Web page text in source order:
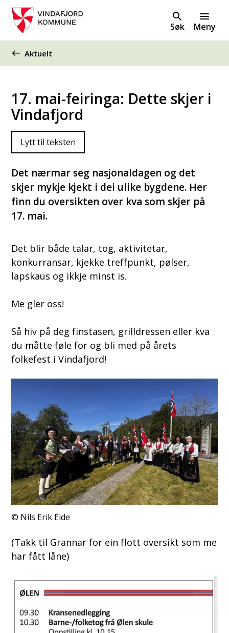
Søk Meny
Du er her:
Aktuelt
17. mai-feiringa: Dette skjer i
Vindafjord
Lytt til teksten
Det nærmar seg nasjonaldagen og det
skjer mykje kjekt i dei ulike bygdene. Her
finn du oversikten over kva som skjer på
17. mai.
Det blir både talar, tog, aktivitetar,
konkurransar, kjekke treffpunkt, pølser,
lapskaus og ikkje minst is.
Me gler oss!
Så hiv på deg finstasen, grilldressen eller kva
du måtte føle for og bli med på årets
folkefest i Vindafjord!
Nils Erik Eide
(Takk til Grannar for ein flott oversikt som me
har fått låne)